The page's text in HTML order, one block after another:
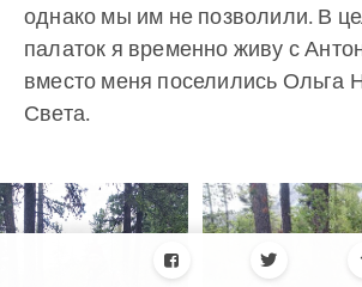
однако мы им не позволили. В
палаток я временно живу с
вместо меня поселились Ольга
Света.